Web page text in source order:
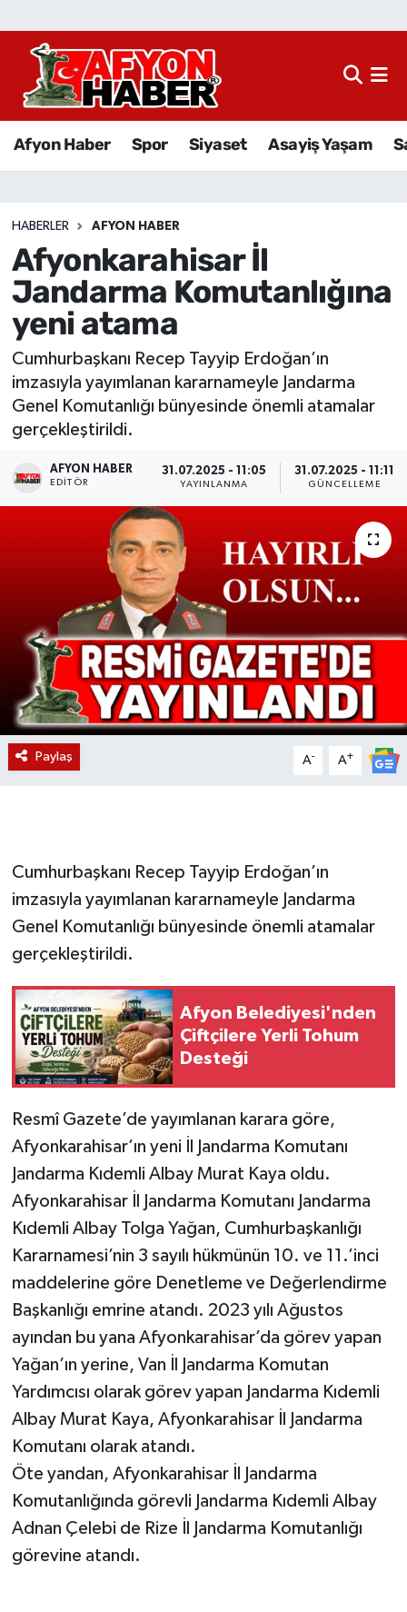
Afyon Haber Spor Siyaset Asayiş Yaşam
HABERLER AFYON HABER
Afyonkarahisar İl
Jandarma Komutanlığına
yeni atama
Cumhurbaşkanı Recep Tayyip Erdoğan’ın
imzasıyla yayımlanan kararnameyle Jandarma
Genel Komutanlığı bünyesinde önemli atamalar
gerçekleştirildi.
AFYON HABER
EDITÖR
31.07.2025 - 11:05
YAYINLANMA
31.07.2025 - 11:11
GÜNCELLEME
Paylaş A- A+
Cumhurbaşkanı Recep Tayyip Erdoğan’ın
imzasıyla yayımlanan kararnameyle Jandarma
Genel Komutanlığı bünyesinde önemli atamalar
gerçekleştirildi.
Afyon Belediyesi'nden
Çiftçilere Yerli Tohum
Desteği
Resmî Gazete’de yayımlanan karara göre,
Afyonkarahisar’ın yeni İl Jandarma Komutanı
Jandarma Kıdemli Albay Murat Kaya oldu.
Afyonkarahisar İl Jandarma Komutanı Jandarma
Kıdemli Albay Tolga Yağan, Cumhurbaşkanlığı
Kararnamesi’nin 3 sayılı hükmünün 10. ve 11.’inci
maddelerine göre Denetleme ve Değerlendirme
Başkanlığı emrine atandı. 2023 yılı Ağustos
ayından bu yana Afyonkarahisar’da görev yapan
Yağan’ın yerine, Van İl Jandarma Komutan
Yardımcısı olarak görev yapan Jandarma Kıdemli
Albay Murat Kaya, Afyonkarahisar İl Jandarma
Komutanı olarak atandı.
Öte yandan, Afyonkarahisar İl Jandarma
Komutanlığında görevli Jandarma Kıdemli Albay
Adnan Çelebi de Rize İl Jandarma Komutanlığı
görevine atandı.
Afyon Haber
Sağlık
Eğitim
Ekonomi
Magazin
Etkinlikler